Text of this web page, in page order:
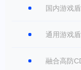
国内游戏
通用游戏
融合高防